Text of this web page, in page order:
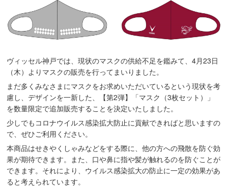
ヴィッセル神戸では、現状のマスクの供給不足を鑑みて、4月23日
（木）よりマスクの販売を行ってまいりました。
まだ多くみなさまにマスクをお求めいただいているという現状を考
慮し、デザインを一新した、【第2弾】「マスク（3枚セット）」
を数量限定で追加販売することを決定いたしました。
少しでもコロナウイルス感染拡大防止に貢献できればと思いますの
で、ぜひご利用ください。
本商品はせきやくしゃみなどをする際に、他の方への飛散を防ぐ効
果が期待できます。また、口や鼻に指や髪が触れるのを防ぐことが
できます。それにより、ウイルス感染拡大の防止に一定の効果があ
ると考えられています。